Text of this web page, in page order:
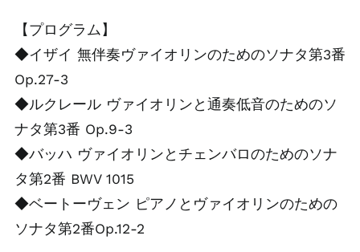
【プログラム】
◆イザイ 無伴奏ヴァイオリンのためのソナタ第3番
Op.27-3
◆ルクレール ヴァイオリンと通奏低音のためのソ
ナタ第3番 Op.9-3
◆バッハ ヴァイオリンとチェンバロのためのソナ
タ第2番 BWV 1015
◆ベートーヴェン ピアノとヴァイオリンのための
ソナタ第2番Op.12-2